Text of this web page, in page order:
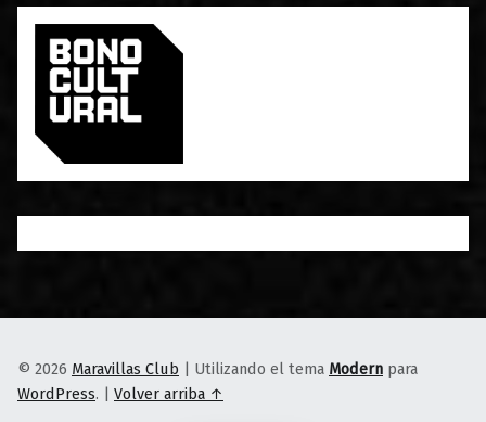
© 2026 Maravillas Club Utilizando el tema Modern para
WordPress. Volver arriba ↑